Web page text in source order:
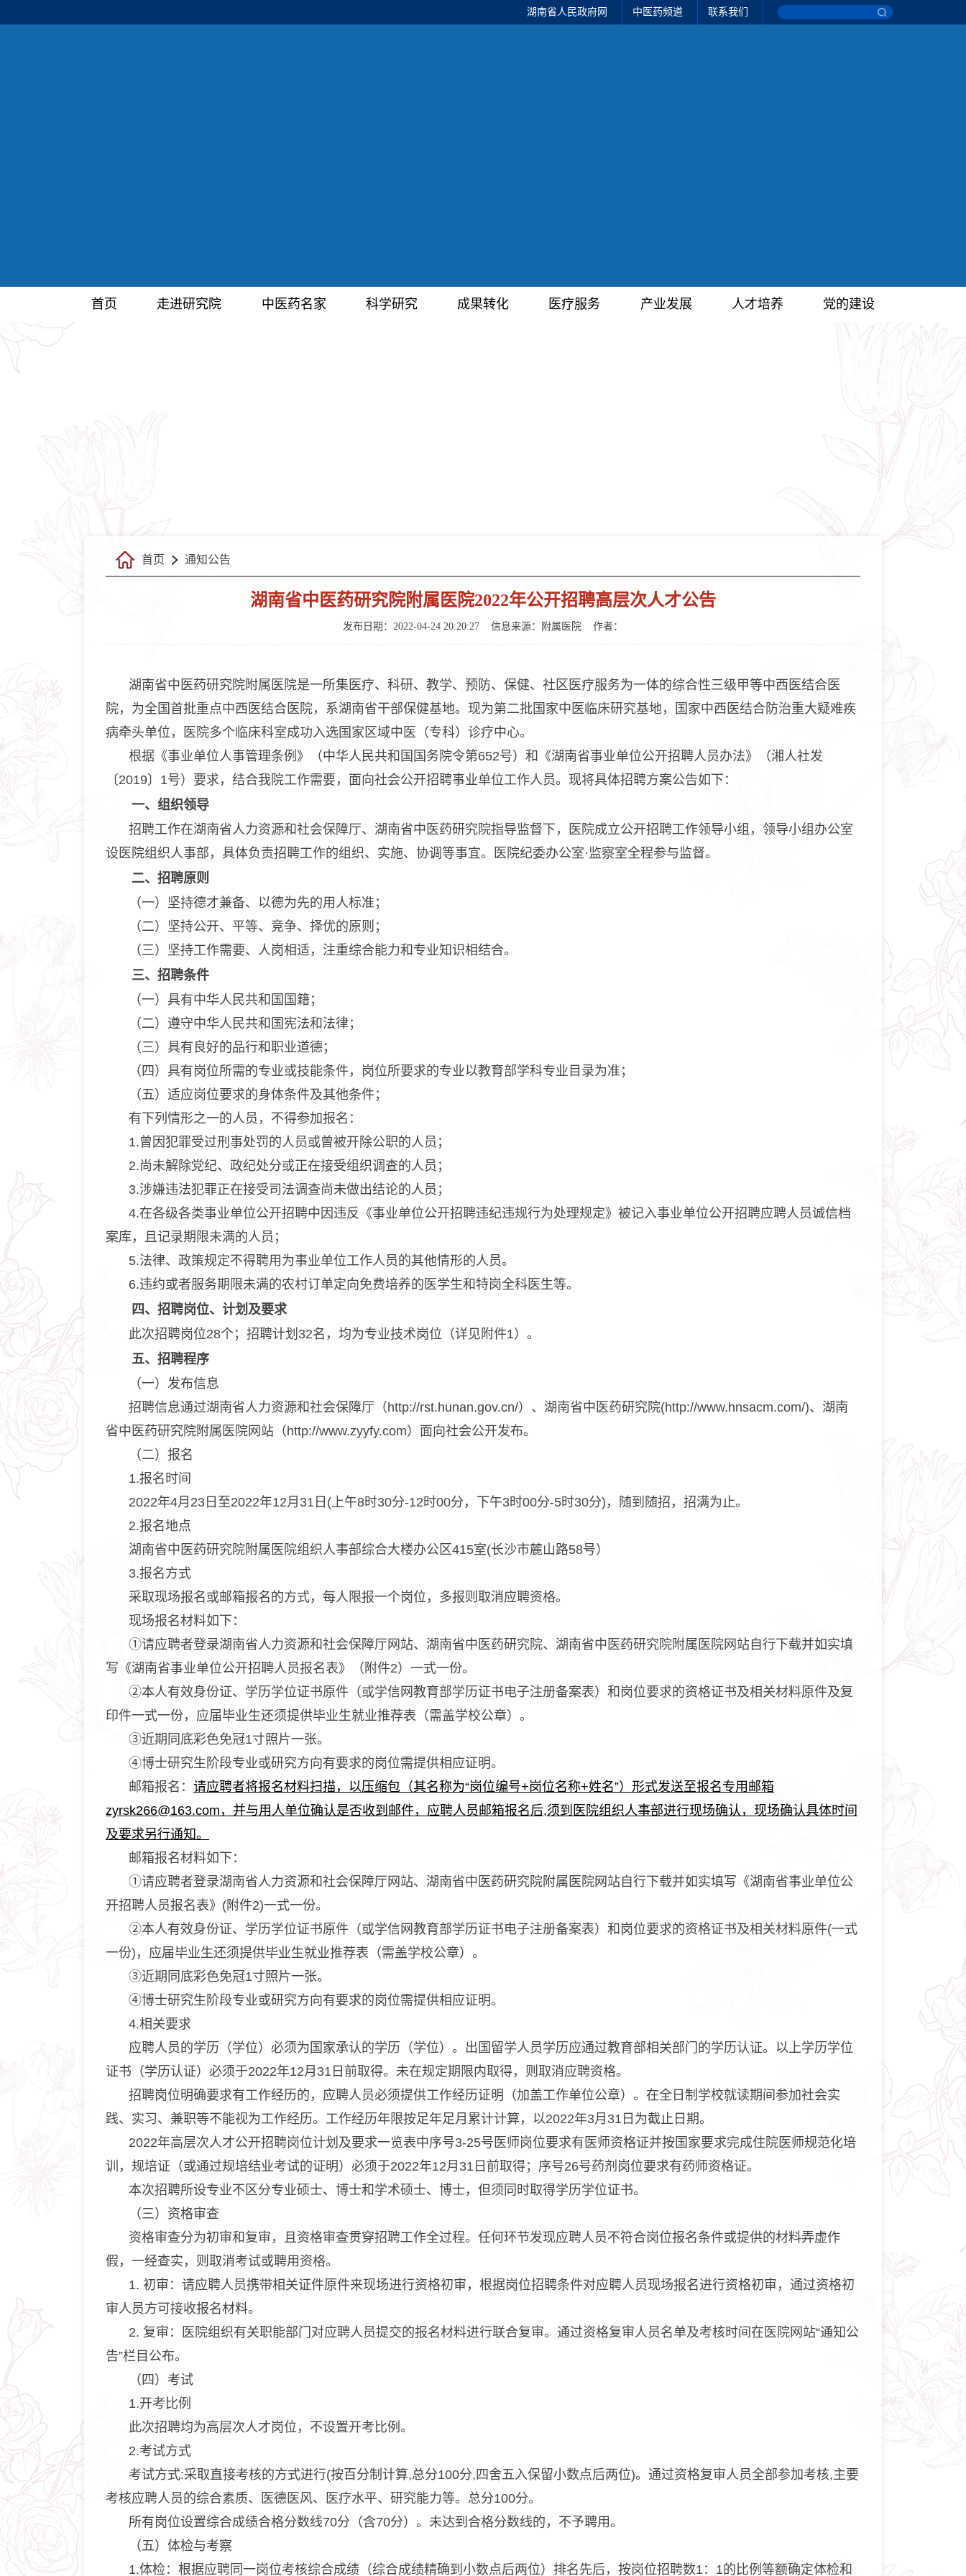
湖南省人民政府网 中医药频道 联系我们
首页 走进研究院 中医药名家 科学研究 成果转化 医疗服务 产业发展 人才培养 党的建设
首页 通知公告
湖南省中医药研究院附属医院2022年公开招聘高层次人才公告
发布日期：2022-04-24 20:20:27 信息来源： 附属医院 作者：
湖南省中医药研究院附属医院是一所集医疗、科研、教学、预防、保健、社区医疗服务为一体的综合性三级甲等中西医结合医
院，为全国首批重点中西医结合医院，系湖南省干部保健基地。现为第二批国家中医临床研究基地，国家中西医结合防治重大疑难疾
病牵头单位，医院多个临床科室成功入选国家区域中医（专科）诊疗中心。
根据《事业单位人事管理条例》（中华人民共和国国务院令第652号）和《湖南省事业单位公开招聘人员办法》（湘人社发
〔2019〕1号）要求，结合我院工作需要，面向社会公开招聘事业单位工作人员。现将具体招聘方案公告如下：
一、组织领导
招聘工作在湖南省人力资源和社会保障厅、湖南省中医药研究院指导监督下，医院成立公开招聘工作领导小组，领导小组办公室
设医院组织人事部，具体负责招聘工作的组织、实施、协调等事宜。医院纪委办公室·监察室全程参与监督。
二、招聘原则
（一）坚持德才兼备、以德为先的用人标准；
（二）坚持公开、平等、竞争、择优的原则；
（三）坚持工作需要、人岗相适，注重综合能力和专业知识相结合。
三、招聘条件
（一）具有中华人民共和国国籍；
（二）遵守中华人民共和国宪法和法律；
（三）具有良好的品行和职业道德；
（四）具有岗位所需的专业或技能条件，岗位所要求的专业以教育部学科专业目录为准；
（五）适应岗位要求的身体条件及其他条件；
有下列情形之一的人员，不得参加报名：
1.曾因犯罪受过刑事处罚的人员或曾被开除公职的人员；
2.尚未解除党纪、政纪处分或正在接受组织调查的人员；
3.涉嫌违法犯罪正在接受司法调查尚未做出结论的人员；
4.在各级各类事业单位公开招聘中因违反《事业单位公开招聘违纪违规行为处理规定》被记入事业单位公开招聘应聘人员诚信档
案库，且记录期限未满的人员；
5.法律、政策规定不得聘用为事业单位工作人员的其他情形的人员。
6.违约或者服务期限未满的农村订单定向免费培养的医学生和特岗全科医生等。
四、招聘岗位、计划及要求
此次招聘岗位28个；招聘计划32名，均为专业技术岗位（详见附件1）。
五、招聘程序
（一）发布信息
招聘信息通过湖南省人力资源和社会保障厅（ http://rst.hunan.gov.cn/） 、 湖南省中医药研究院(http://www.hnsacm.com/)、湖南
省中医药研究院附属医院网站（http://www.zyyfy.com）面向社会公开发布。
（二）报名
1.报名时间
2022年4月23日至2022年12月31日(上午8时30分-12时00分，下午3时00分-5时30分)，随到随招，招满为止。
2.报名地点
湖南省中医药研究院附属医院组织人事部综合大楼办公区415室(长沙市麓山路58号）
3.报名方式
采取现场报名或邮箱报名的方式，每人限报一个岗位，多报则取消应聘资格。
现场报名材料如下：
①请应聘者登录湖南省人力资源和社会保障厅网站、湖南省中医药研究院、湖南省中医药研究院附属医院网站自行下载并如实填
写《湖南省事业单位公开招聘人员报名表》（附件2）一式一份。
②本人有效身份证、学历学位证书原件（或学信网教育部学历证书电子注册备案表）和岗位要求的资格证书及相关材料原件及复
印件一式一份，应届毕业生还须提供毕业生就业推荐表（需盖学校公章）。
③近期同底彩色免冠1寸照片一张。
④博士研究生阶段专业或研究方向有要求的岗位需提供相应证明。
邮箱报名： 请应聘者将报名材料扫描，以压缩包（其名称为“岗位编号+岗位名称+姓名”）形式发送至报名专用邮箱
zyrsk266@163.com，并与用人单位确认是否收到邮件，应聘人员邮箱报名后,须到医院组织人事部进行现场确认，现场确认具体时间
及要求另行通知。
邮箱报名材料如下：
①请应聘者登录湖南省人力资源和社会保障厅网站、湖南省中医药研究院附属医院网站自行下载并如实填写《湖南省事业单位公
开招聘人员报名表》(附件2)一式一份。
②本人有效身份证、学历学位证书原件（或学信网教育部学历证书电子注册备案表）和岗位要求的资格证书及相关材料原件(一式
一份)，应届毕业生还须提供毕业生就业推荐表（需盖学校公章）。
③近期同底彩色免冠1寸照片一张。
④博士研究生阶段专业或研究方向有要求的岗位需提供相应证明。
4.相关要求
应聘人员的学历（学位）必须为国家承认的学历（学位）。出国留学人员学历应通过教育部相关部门的学历认证。以上学历学位
证书（学历认证）必须于2022年12月31日前取得。未在规定期限内取得，则取消应聘资格。
招聘岗位明确要求有工作经历的，应聘人员必须提供工作经历证明（加盖工作单位公章）。在全日制学校就读期间参加社会实
践、实习、兼职等不能视为工作经历。工作经历年限按足年足月累计计算，以2022年3月31日为截止日期。
2022年高层次人才公开招聘岗位计划及要求一览表中序号3-25号医师岗位要求有医师资格证并按国家要求完成住院医师规范化培
训，规培证（或通过规培结业考试的证明）必须于2022年12月31日前取得；序号26号药剂岗位要求有药师资格证。
本次招聘所设专业不区分专业硕士、博士和学术硕士、博士，但须同时取得学历学位证书。
（三）资格审查
资格审查分为初审和复审，且资格审查贯穿招聘工作全过程。任何环节发现应聘人员不符合岗位报名条件或提供的材料弄虚作
假，一经查实，则取消考试或聘用资格。
1. 初审：请应聘人员携带相关证件原件来现场进行资格初审，根据岗位招聘条件对应聘人员现场报名进行资格初审，通过资格初
审人员方可接收报名材料。
2. 复审：医院组织有关职能部门对应聘人员提交的报名材料进行联合复审。通过资格复审人员名单及考核时间在医院网站“通知公
告”栏目公布。
（四）考试
1.开考比例
此次招聘均为高层次人才岗位，不设置开考比例。
2.考试方式
考试方式:采取直接考核的方式进行(按百分制计算,总分100分,四舍五入保留小数点后两位)。通过资格复审人员全部参加考核,主要
考核应聘人员的综合素质、医德医风、医疗水平、研究能力等。总分100分。
所有岗位设置综合成绩合格分数线70分（含70分）。未达到合格分数线的，不予聘用。
（五）体检与考察
1.体检：根据应聘同一岗位考核综合成绩（综合成绩精确到小数点后两位）排名先后，按岗位招聘数1：1的比例等额确定体检和